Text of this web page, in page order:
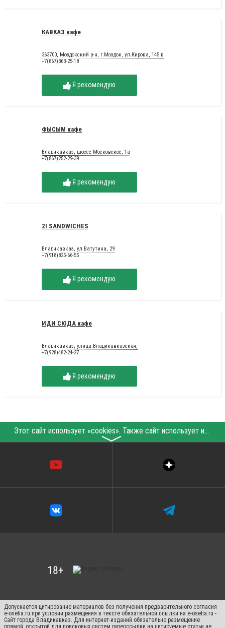
КАВКАЗ кафе
363700, Моздокский р-н, г.Моздок, ул.Кирова, 145 в
+7(867)363-25-18
Я рекомендую
ФЫСЫМ кафе
Владикавказ, шоссе Московское, 1а
+7(867)252-29-39
Я рекомендую
2I SANDWICHES
Владикавказ, ул.Ватутина, 29
+7(918)825-66-55
Я рекомендую
ИДИ СЮДА кафе
Владикавказ, улица Владикавказская,
+7(928)482-24-27
Я рекомендую
Этот сайт использует «cookies». Также сайт использует интернет-сервис для сбора технических данных касательно посетителей с целью получения маркетинговой и статистической информации. Условия обработки данных посетителей сайта см.
〉
Допускается цитирование материалов без получения предварительного согласия
e-osetia.ru при условии размещения в тексте обязательной ссылки на e-osetia.ru -
Сайт города Владикавказ. Для интернет-изданий обязательно размещение
прямой, открытой для поисковых систем гиперссылки на цитируемые статьи не